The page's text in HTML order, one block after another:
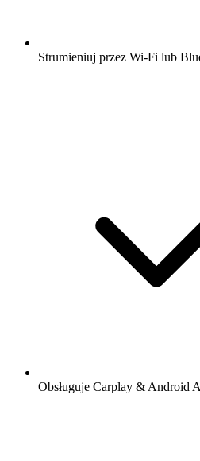
Strumieniuj przez Wi-Fi lub
Obsługuje Carplay & Android